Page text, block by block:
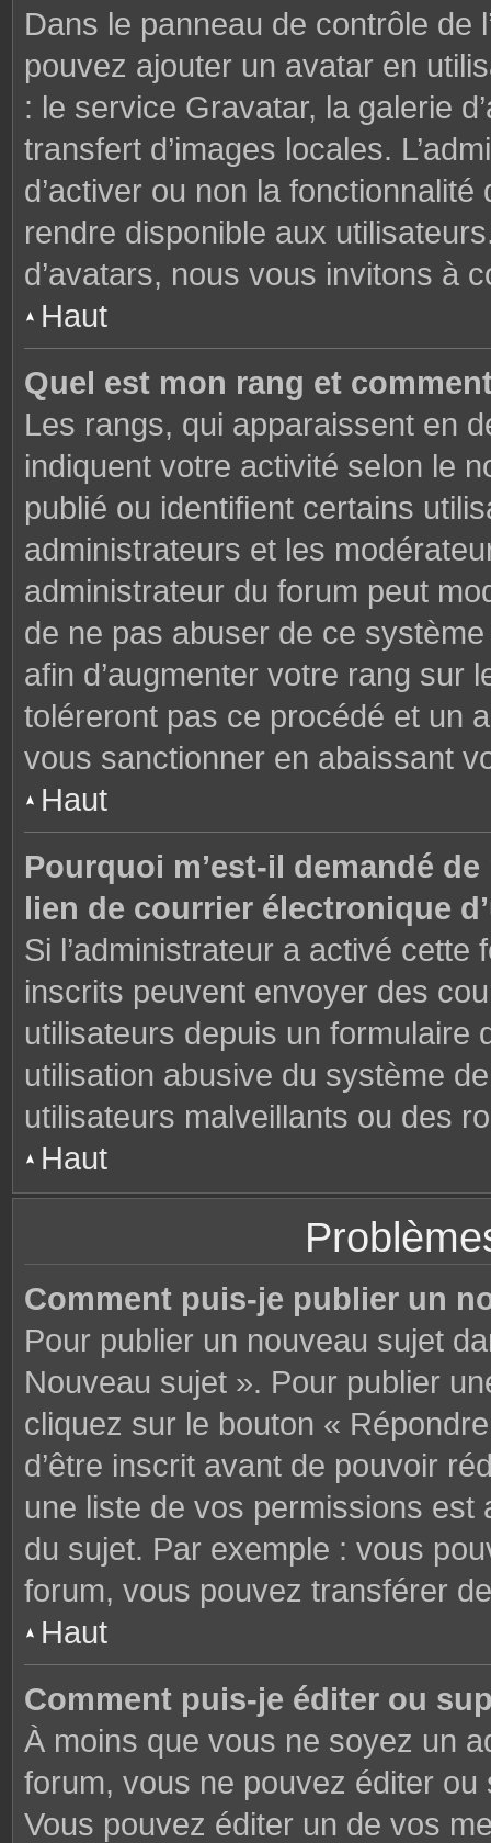
Dans le panneau de contrôle de
pouvez ajouter un avatar en
: le service Gravatar, la galerie
transfert d’images locales.
d’activer ou non la
rendre disponible aux
d’avatars, nous vous invitons à
Haut
Quel est mon rang et
Les rangs, qui apparaissent en
indiquent votre activité selon le
publié ou identifient certains
administrateurs et les
administrateur du forum peut
de ne pas abuser de ce
afin d’augmenter votre rang sur
toléreront pas ce procédé et un
vous sanctionner en abaissant
Haut
Pourquoi m’est-il demandé
lien de courrier électronique
Si l’administrateur a activé
inscrits peuvent envoyer des
utilisateurs depuis un formulaire
utilisation abusive du système
utilisateurs malveillants ou des
Haut
Comment puis-je publier un
Pour publier un nouveau sujet
Nouveau sujet ». Pour publier
cliquez sur le bouton «
d’être inscrit avant de pouvoir
une liste de vos permissions est
du sujet. Par exemple : vous
forum, vous pouvez transférer
Haut
Comment puis-je éditer ou
À moins que vous ne soyez un
forum, vous ne pouvez éditer
Vous pouvez éditer un de vos